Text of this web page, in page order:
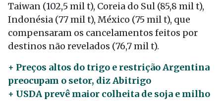
Taiwan (102,5 mil t), Coreia do Sul (85,8 mil t),
Indonésia (77 mil t), México (75 mil t), que
compensaram os cancelamentos feitos por
destinos não revelados (76,7 mil t).
+ Preços altos do trigo e restrição Argentina
preocupam o setor, diz Abitrigo
+ USDA prevê maior colheita de soja e milho